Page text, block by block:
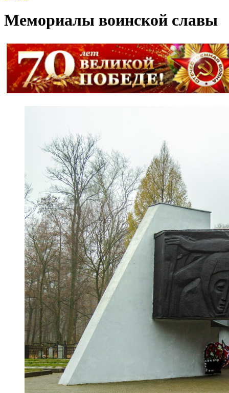
Мемориалы воинской славы